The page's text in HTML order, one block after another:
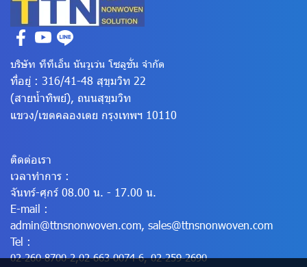
บริษัท ทีทีเอ็น นันวูเว่น โซลูชั่น จำกัด
ที่อยู่ : 316/41-48 สุขุมวิท 22
(สายน้ำทิพย์), ถนนสุขุมวิท
แขวง/เขตคลองเตย กรุงเทพฯ 10110
ติดต่อเรา
เวลาทำการ :
จันทร์-ศุกร์ 08.00 น. - 17.00 น.
E-mail :
admin@ttnsnonwoven.com, sales@ttnsnonwoven.com
Tel :
02-260-8700-2,02-663-0074-6,02-259-2690